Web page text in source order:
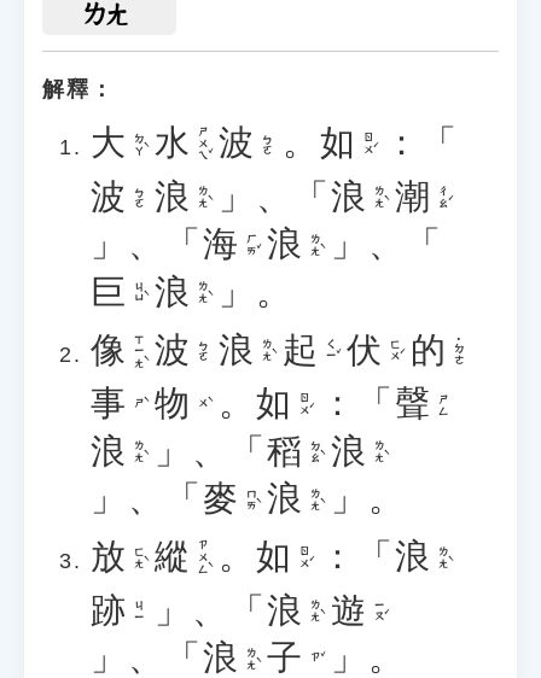
ㄌㄤ
解釋：
大 ㄉㄚˋ 水 ㄕㄨㄟˇ 波 ㄅㄛ 。 如 ㄖㄨˊ
：「
波 ㄅㄛ 浪 ㄌㄤˋ 」、「 浪 ㄌㄤˋ 潮 ㄔㄠˊ
」、「 海 ㄏㄞˇ 浪 ㄌㄤˋ
」、「
巨 ㄐㄩˋ 浪 ㄌㄤˋ
」。
像 ㄒㄧㄤˋ 波 ㄅㄛ 浪 ㄌㄤˋ 起 ㄑㄧˇ 伏 ㄈㄨˊ 的 ˙ㄉㄜ
事 ㄕˋ 物 ㄨˋ 。 如 ㄖㄨˊ ：「 聲 ㄕㄥ
浪 ㄌㄤˋ 」、「 稻 ㄉㄠˋ 浪 ㄌㄤˋ
」、「 麥 ㄇㄞˋ 浪 ㄌㄤˋ
」。
放 ㄈㄤˋ 縱 ㄗㄨㄥˋ 。 如 ㄖㄨˊ ：「 浪 ㄌㄤˋ
跡 ㄐㄧ 」、「 浪 ㄌㄤˋ 遊 ㄧㄡˊ
」、「 浪 ㄌㄤˋ 子 ㄗˇ
」。